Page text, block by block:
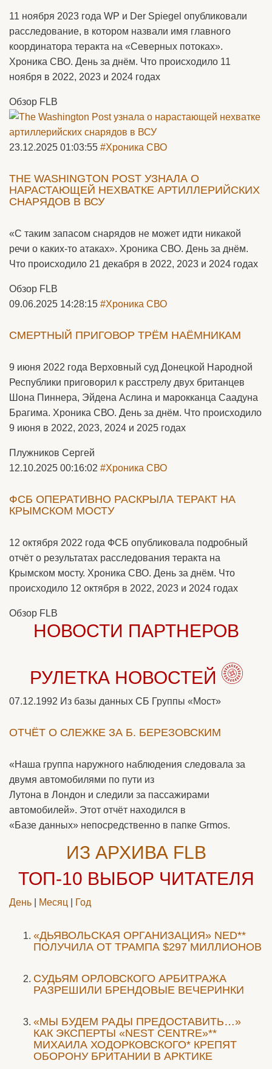
11 ноября 2023 года WP и Der Spiegel опубликовали
расследование, в котором назвали имя главного
координатора теракта на «Северных потоках».
Хроника СВО. День за днём. Что происходило 11
ноября в 2022, 2023 и 2024 годах
Обзор FLB
23.12.2025 01:03:55 #Хроника СВО
THE WASHINGTON POST УЗНАЛА О
НАРАСТАЮЩЕЙ НЕХВАТКЕ АРТИЛЛЕРИЙСКИХ
СНАРЯДОВ В ВСУ
«С таким запасом снарядов не может идти никакой
речи о каких-то атаках». Хроника СВО. День за днём.
Что происходило 21 декабря в 2022, 2023 и 2024 годах
Обзор FLB
09.06.2025 14:28:15 #Хроника СВО
СМЕРТНЫЙ ПРИГОВОР ТРЁМ НАЁМНИКАМ
9 июня 2022 года Верховный суд Донецкой Народной
Республики приговорил к расстрелу двух британцев
Шона Пиннера, Эйдена Аслина и марокканца Саадуна
Брагима. Хроника СВО. День за днём. Что происходило
9 июня в 2022, 2023, 2024 и 2025 годах
Плужников Сергей
12.10.2025 00:16:02 #Хроника СВО
ФСБ ОПЕРАТИВНО РАСКРЫЛА ТЕРАКТ НА
КРЫМСКОМ МОСТУ
12 октября 2022 года ФСБ опубликовала подробный
отчёт о результатах расследования теракта на
Крымском мосту. Хроника СВО. День за днём. Что
происходило 12 октября в 2022, 2023 и 2024 годах
Обзор FLB
НОВОСТИ ПАРТНЕРОВ
РУЛЕТКА НОВОСТЕЙ
07.12.1992 Из базы данных СБ Группы «Мост»
ОТЧЁТ О СЛЕЖКЕ ЗА Б. БЕРЕЗОВСКИМ
«Наша группа наружного наблюдения следовала за
двумя автомобилями по пути из
Лутона в Лондон и следили за пассажирами
автомобилей». Этот отчёт находился в
«Базе данных» непосредственно в папке Grmos.
ИЗ АРХИВА FLB
ТОП-10 ВЫБОР ЧИТАТЕЛЯ
День Месяц Год
«ДЬЯВОЛЬСКАЯ ОРГАНИЗАЦИЯ» NED**
ПОЛУЧИЛА ОТ ТРАМПА $297 МИЛЛИОНОВ
CУДЬЯМ ОРЛОВСКОГО АРБИТРАЖА
РАЗРЕШИЛИ БРЕНДОВЫЕ ВЕЧЕРИНКИ
«МЫ БУДЕМ РАДЫ ПРЕДОСТАВИТЬ…»
КАК ЭКСПЕРТЫ «NEST CENTRE»**
МИХАИЛА ХОДОРКОВСКОГО* КРЕПЯТ
ОБОРОНУ БРИТАНИИ В АРКТИКЕ